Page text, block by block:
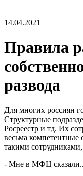
14.04.2021
Правила
развода
Для многих россиян
Структурные
Росреестр и тд. Их
весьма компетентные
такими
- Мне в МФЦ сказали...